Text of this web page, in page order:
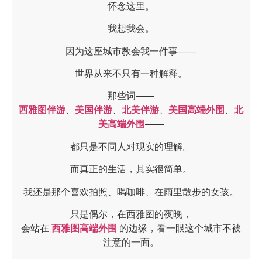
怀念这里。
我想我会。
因为这座城市教会我一件事——
世界从来不只有一种解释。
那些词——
西雅图伴游、 美国伴游、 北美伴游、 美国高端外围 、 北
美高端外围——
都只是不同人对现实的理解。
而真正的生活，其实很简单。
我还是那个喜欢拍照、喝咖啡、在雨里散步的女孩。
只是偶尔，在西雅图的夜晚，
会站在 西雅图高端外围 的边缘，看一眼这个城市不被
注意的一面。